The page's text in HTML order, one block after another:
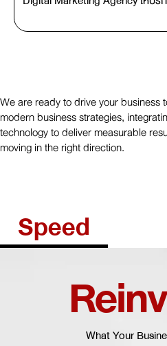
We are ready to drive your
modern business strategies,
technology to deliver measurable
moving in the right direction.
Speed
What Your